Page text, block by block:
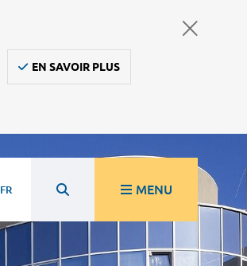
EN SAVOIR PLUS
FR MENU